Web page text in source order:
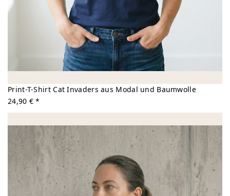
Print-T-Shirt Cat Invaders aus Modal und Baumwolle
24,90 € *